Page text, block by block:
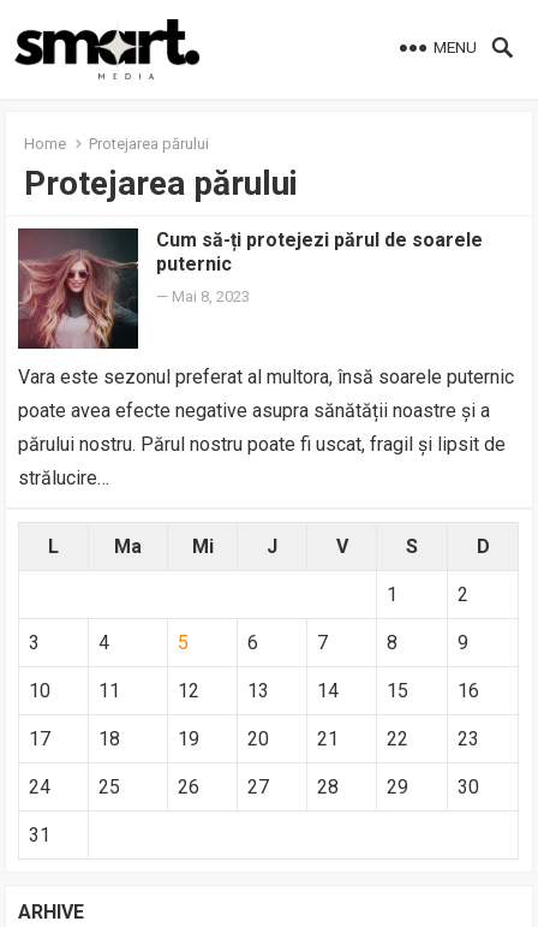
MENU
Home Protejarea părului
Protejarea părului
Cum să-ți protejezi părul de soarele
puternic
— Mai 8, 2023
Vara este sezonul preferat al multora, însă soarele puternic
poate avea efecte negative asupra sănătății noastre și a
părului nostru. Părul nostru poate fi uscat, fragil și lipsit de
strălucire…
L Ma Mi J V S D
1 2
3 4 5 6 7 8 9
10 11 12 13 14 15 16
17 18 19 20 21 22 23
24 25 26 27 28 29 30
31
ARHIVE